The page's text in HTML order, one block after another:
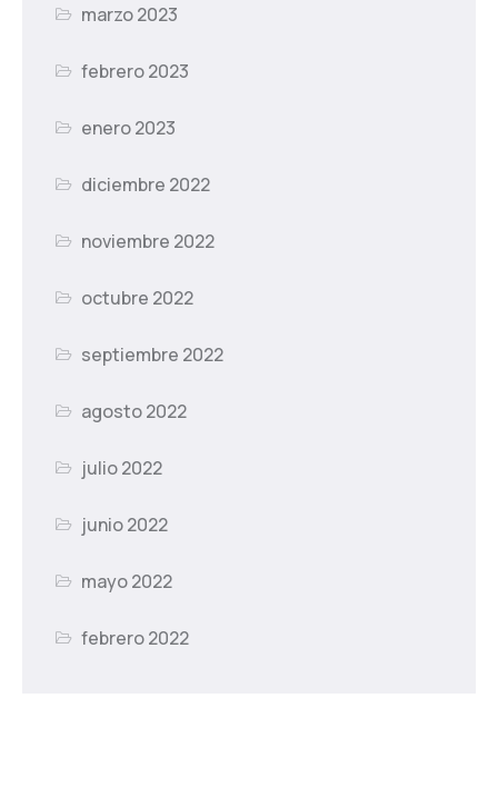
marzo 2023
febrero 2023
enero 2023
diciembre 2022
noviembre 2022
octubre 2022
septiembre 2022
agosto 2022
julio 2022
junio 2022
mayo 2022
febrero 2022